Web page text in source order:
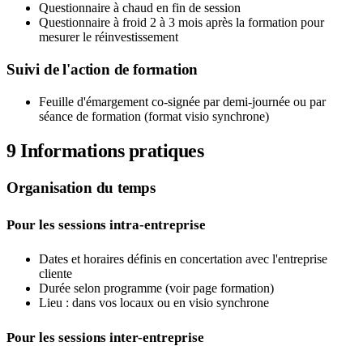
Questionnaire à chaud en fin de session
Questionnaire à froid 2 à 3 mois après la formation pour
mesurer le réinvestissement
Suivi de l'action de formation
Feuille d'émargement co-signée par demi-journée ou par
séance de formation (format visio synchrone)
9Informations pratiques
Organisation du temps
Pour les sessions intra-entreprise
Dates et horaires définis en concertation avec l'entreprise
cliente
Durée selon programme (voir page formation)
Lieu : dans vos locaux ou en visio synchrone
Pour les sessions inter-entreprise